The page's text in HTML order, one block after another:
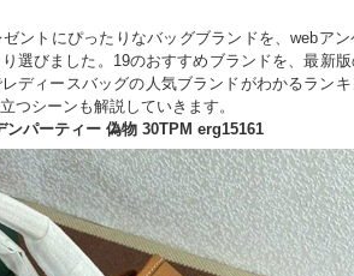
ントにぴったりなバッグブランドを、webア
選びました。19のおすすめブランドを、最新
ディースバッグの人気ブランドがわかるラン
つシーンも解説していきます。
ンパーティー 偽物 30TPM erg15161